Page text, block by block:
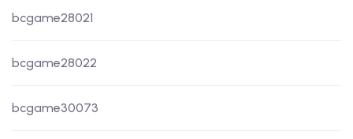
bcgame28021
bcgame28022
bcgame30073